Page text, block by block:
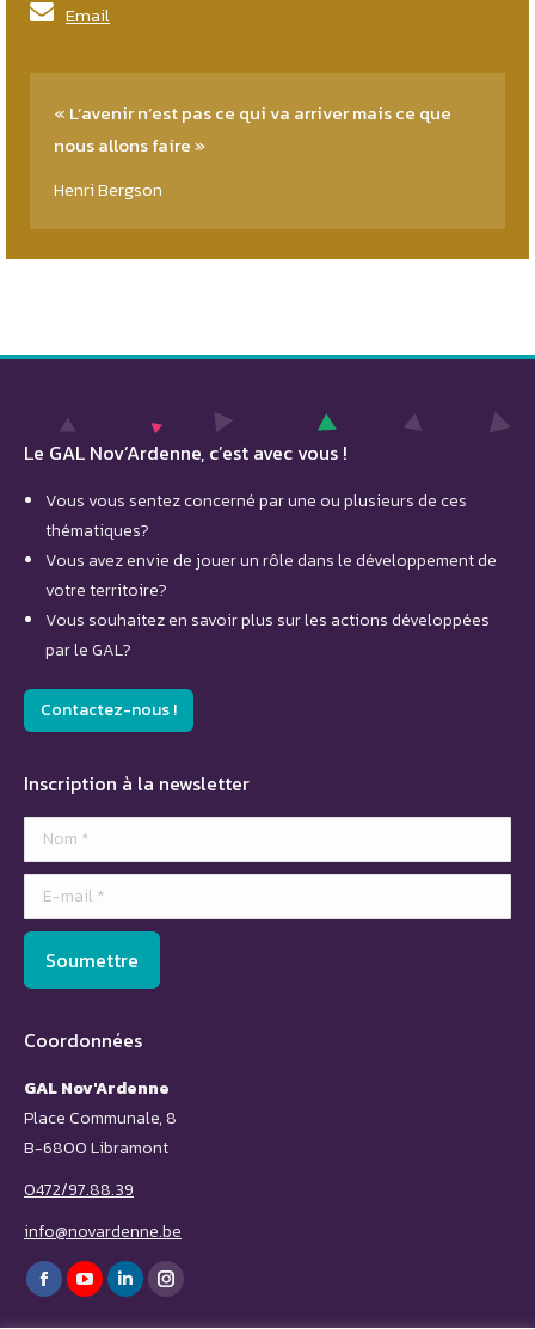
Email
« L’avenir n’est pas ce qui va arriver mais ce que
nous allons faire »
Henri Bergson
Le GAL Nov’Ardenne, c’est avec vous !
Vous vous sentez concerné par une ou plusieurs de ces
thématiques?
Vous avez envie de jouer un rôle dans le développement de
votre territoire?
Vous souhaitez en savoir plus sur les actions développées
par le GAL?
Contactez-nous !
Inscription à la newsletter
Nom *
E-mail *
Soumettre
Coordonnées
GAL Nov'Ardenne
Place Communale, 8
B-6800 Libramont
0472/97.88.39
info@novardenne.be
Trouvez nous sur :
Facebook
YouTubeLinkedInInstagram